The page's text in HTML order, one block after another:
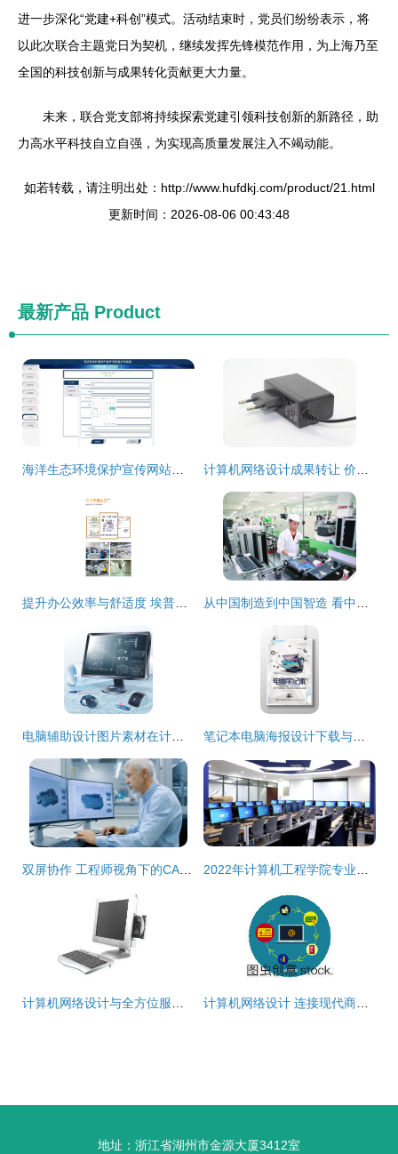
进一步深化“党建+科创”模式。活动结束时，党员们纷纷表示，将
以此次联合主题党日为契机，继续发挥先锋模范作用，为上海乃至
全国的科技创新与成果转化贡献更大力量。
未来，联合党支部将持续探索党建引领科技创新的新路径，助
力高水平科技自立自强，为实现高质量发展注入不竭动能。
如若转载，请注明出处：http://www.hufdkj.com/product/21.html
更新时间：2026-08-06 00:43:48
最新产品 Product
地址：浙江省湖州市金源大厦3412室